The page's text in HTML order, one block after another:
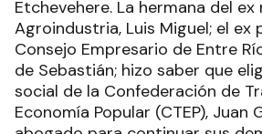
Etchevehere. La hermana del
Agroindustria, Luis Miguel; el ex
Consejo Empresario de Entre
de Sebastián; hizo saber que
social de la Confederación de
Economía Popular (CTEP), Juan